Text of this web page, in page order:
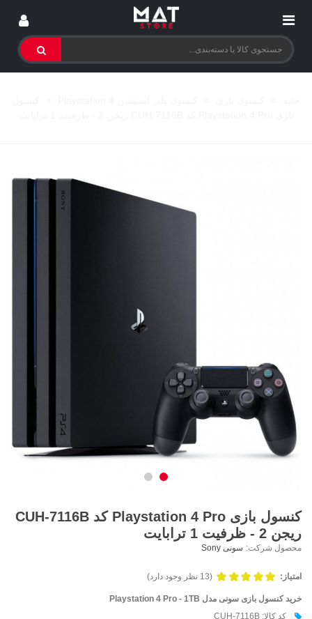
کنسول بازی Playstation 4 Pro کد CUH-7116B
ریجن 2 - ظرفیت 1 ترابایت
محصول شرکت: سونی Sony
امتیاز: (13 نظر وجود دارد)
خرید کنسول بازی سونی مدل Playstation 4 Pro - 1TB
کد کالا: CUH-7116B